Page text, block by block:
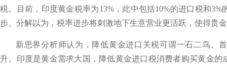
税。目前，印度黄金税率为13%，此中包括10%的进口税和
步。分解以为，税率进步将刺激地下生意营业更活跃，使得贵
新思界分析师认为，降低黄金进口关税可谓一石二鸟。
升。印度是黄金需求大国，降低黄金进口税消费者购买黄金